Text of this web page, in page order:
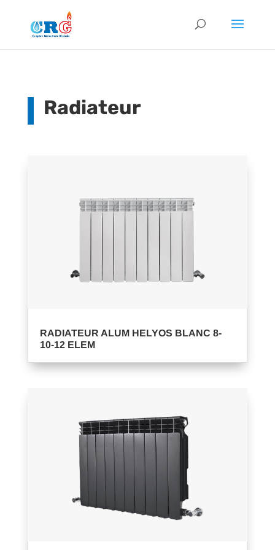
Radiateur
RADIATEUR ALUM HELYOS BLANC 8-
10-12 ELEM